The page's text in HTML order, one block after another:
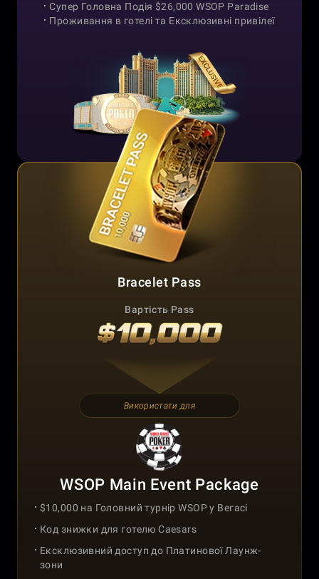
Супер Головна Подія $26,000 WSOP Paradise
Проживання в готелі та Ексклюзивні привілеї
Bracelet Pass
Вартість Pass
Використати для
WSOP Main Event Package
$10,000 на Головний турнір WSOP у Вегасі
Код знижки для готелю Caesars
Ексклюзивний доступ до Платинової Лаунж-
зони